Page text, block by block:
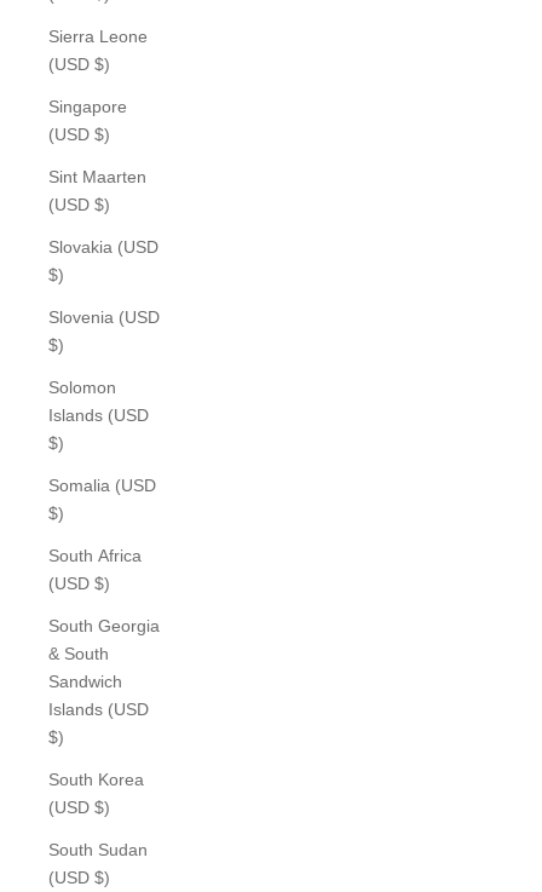
Sierra Leone
(USD $)
Singapore
(USD $)
Sint Maarten
(USD $)
Slovakia (USD
$)
Slovenia (USD
$)
Solomon
Islands (USD
$)
Somalia (USD
$)
South Africa
(USD $)
South Georgia
& South
Sandwich
Islands (USD
$)
South Korea
(USD $)
South Sudan
(USD $)